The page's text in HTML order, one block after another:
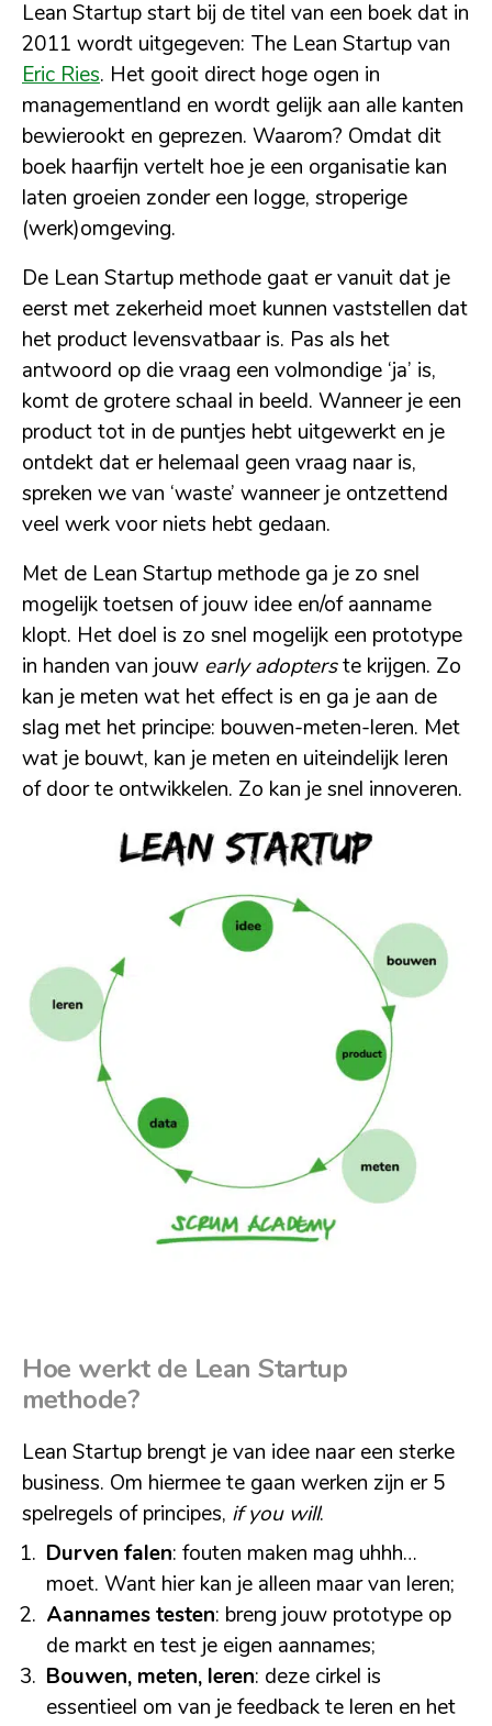
Lean Startup start bij de titel van een boek dat in
2011 wordt uitgegeven: The Lean Startup van
Eric Ries. Het gooit direct hoge ogen in
managementland en wordt gelijk aan alle kanten
bewierookt en geprezen. Waarom? Omdat dit
boek haarfijn vertelt hoe je een organisatie kan
laten groeien zonder een logge, stroperige
(werk)omgeving.
De Lean Startup methode gaat er vanuit dat je
eerst met zekerheid moet kunnen vaststellen dat
het product levensvatbaar is. Pas als het
antwoord op die vraag een volmondige ‘ja’ is,
komt de grotere schaal in beeld. Wanneer je een
product tot in de puntjes hebt uitgewerkt en je
ontdekt dat er helemaal geen vraag naar is,
spreken we van ‘waste’ wanneer je ontzettend
veel werk voor niets hebt gedaan.
Met de Lean Startup methode ga je zo snel
mogelijk toetsen of jouw idee en/of aanname
klopt. Het doel is zo snel mogelijk een prototype
in handen van jouw early adopterste krijgen. Zo
kan je meten wat het effect is en ga je aan de
slag met het principe: bouwen-meten-leren. Met
wat je bouwt, kan je meten en uiteindelijk leren
of door te ontwikkelen. Zo kan je snel innoveren.
Hoe werkt de Lean Startup
methode?
Lean Startup brengt je van idee naar een sterke
business. Om hiermee te gaan werken zijn er 5
spelregels of principes, if you will.
Durven falen: fouten maken mag uhhh…
moet. Want hier kan je alleen maar van leren;
Aannames testen: breng jouw prototype op
de markt en test je eigen aannames;
Bouwen, meten, leren: deze cirkel is
essentieel om van je feedback te leren en het